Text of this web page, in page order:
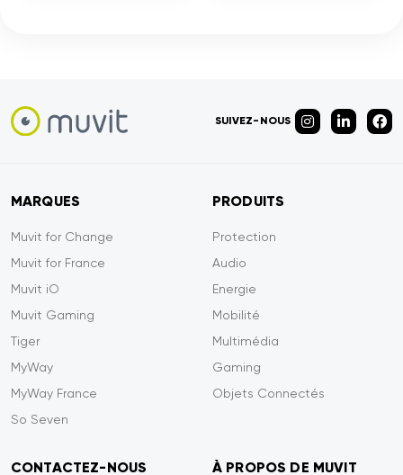
SUIVEZ-NOUS
MARQUES
Muvit for Change
Muvit for France
Muvit iO
Muvit Gaming
Tiger
MyWay
MyWay France
So Seven
PRODUITS
Protection
Audio
Energie
Mobilité
Multimédia
Gaming
Objets Connectés
CONTACTEZ-NOUS À PROPOS DE MUVIT